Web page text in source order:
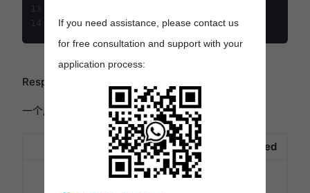
13
14
Response
一个成功的响应包括以下内容
Description Required
A GUID由亚马
If you need assistance, please contact us
for free consultation and support with your
application process: